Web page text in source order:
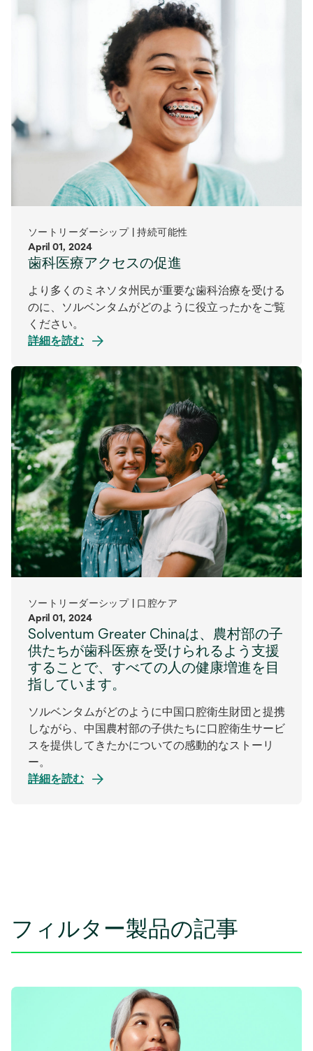
ソートリーダーシップ | 持続可能性
April 01, 2024
歯科医療アクセスの促進
より多くのミネソタ州民が重要な歯科治療を受ける
のに、ソルベンタムがどのように役立ったかをご覧
ください。
詳細を読む
ソートリーダーシップ | 口腔ケア
April 01, 2024
Solventum Greater Chinaは、農村部の子
供たちが歯科医療を受けられるよう支援
することで、すべての人の健康増進を目
指しています。
ソルベンタムがどのように中国口腔衛生財団と提携
しながら、中国農村部の子供たちに口腔衛生サービ
スを提供してきたかについての感動的なストーリ
ー。
詳細を読む
フィルター製品の記事